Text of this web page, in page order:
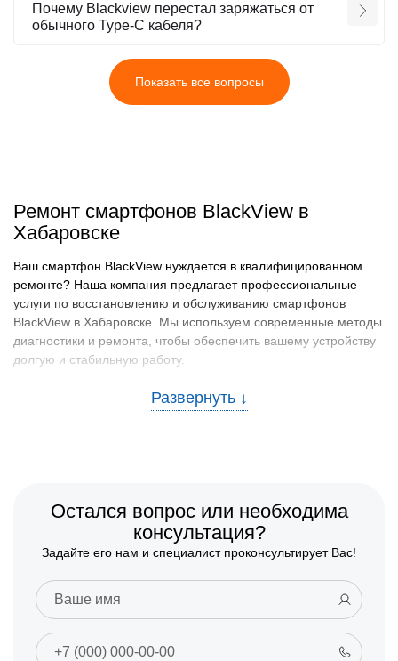
Почему Blackview перестал заряжаться от
обычного Type-C кабеля?
Показать все вопросы
Ремонт смартфонов BlackView в
Хабаровске
Ваш смартфон BlackView нуждается в квалифицированном
ремонте? Наша компания предлагает профессиональные
услуги по восстановлению и обслуживанию смартфонов
BlackView в Хабаровске. Мы используем современные методы
диагностики и ремонта, чтобы обеспечить вашему устройству
долгую и стабильную работу.
Наши преимущества
Оригинальные запчасти:Мы используем только
сертифицированные комплектующие для ремонта
вашего смартфона.
виды выполненных работ, что подтверждает их качество
Широкий спектр услуг
Остался вопрос или необходима
консультация?
Задайте его нам и специалист проконсультирует Вас!